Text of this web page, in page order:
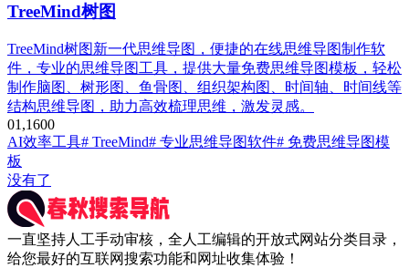
TreeMind树图
TreeMind树图新一代思维导图，便捷的在线思维导图制作软
件，专业的思维导图工具，提供大量免费思维导图模板，轻松
制作脑图、树形图、鱼骨图、组织架构图、时间轴、时间线等
结构思维导图，助力高效梳理思维，激发灵感。
01,1600
AI效率工具# TreeMind# 专业思维导图软件# 免费思维导图模
板
没有了
一直坚持人工手动审核，全人工编辑的开放式网站分类目录，
给您最好的互联网搜索功能和网址收集体验！